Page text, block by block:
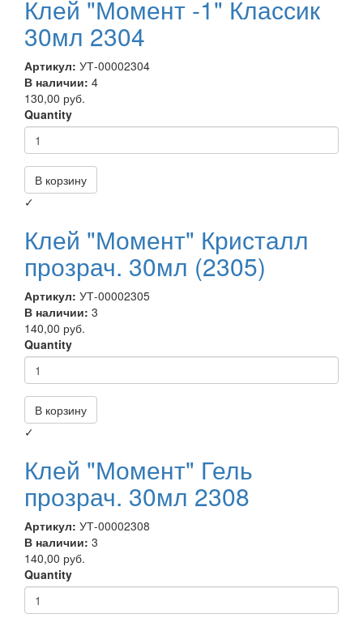
Клей "Момент -1" Классик
30мл 2304
Артикул: УТ-00002304
В наличии: 4
130,00 руб.
Quantity
В корзину
✓
Клей "Момент" Кристалл
прозрач. 30мл (2305)
Артикул: УТ-00002305
В наличии: 3
140,00 руб.
Quantity
В корзину
✓
Клей "Момент" Гель
прозрач. 30мл 2308
Артикул: УТ-00002308
В наличии: 3
140,00 руб.
Quantity